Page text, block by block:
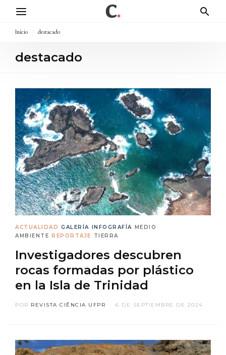
Início destacado
destacado
ACTUALIDAD GALERÍA INFOGRAFÍA
MEDIO
AMBIENTE
REPORTAJE TIERRA
Investigadores descubren
rocas formadas por plástico
en la Isla de Trinidad
POR REVISTA CIÊNCIA UFPR 6 DE SEPTIEMBRE DE 2024